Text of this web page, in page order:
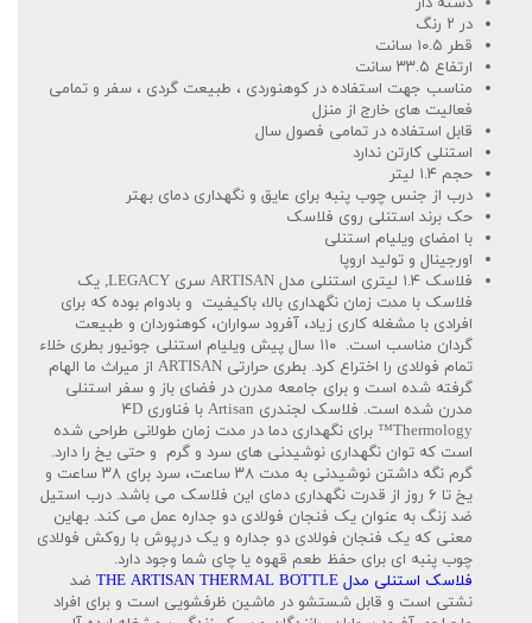
در ۲ رنگ
قطر ۱۰.۵ سانت
ارتفاع ۳۳.۵ سانت
مناسب جهت استفاده در کوهنوردی ، طبیعت گردی ، سفر و تمامی
فعالیت های خارج از منزل
قابل استفاده در تمامی فصول سال
استنلی کارتن ندارد
حجم ۱.۴ لیتر
درب از جنس چوب پنبه برای عایق و نگهداری دمای بهتر
حک برند استنلی روی فلاسک
با امضای ویلیام استنلی
اورجینال و تولید اروپا
فلاسک ۱.۴ لیتری استنلی مدل ARTISAN سری LEGACY, یک
فلاسک با مدت زمان نگهداری بالا، باکیفیت و بادوام بوده که برای
افرادی با مشغله کاری زیاد، آفرود سواران، کوهنوردان و طبیعت
گردان مناسب است. ۱۱۰ سال پیش ویلیام استنلی جونیور بطری خلاء
تمام فولادی را اختراع کرد. بطری حرارتی ARTISAN از میراث ما الهام
گرفته شده است و برای جامعه مدرن در فضای باز و سفر استنلی
مدرن شده است. فلاسک لجندری Artisan با فناوری ۴D
Thermology™ برای نگهداری دما در مدت زمان طولانی طراحی شده
است که توان نگهداری نوشیدنی های سرد و گرم و حتی یخ را دارد.
گرم نگه داشتن نوشیدنی به مدت ۳۸ ساعت، سرد برای ۳۸ ساعت و
یخ تا ۶ روز از قدرت نگهداری دمای این فلاسک می باشد. درب استیل
ضد زنگ به عنوان یک فنجان فولادی دو جداره عمل می کند. بهاین
معنی که یک فنجان فولادی دو جداره و یک درپوش با روکش فولادی
چوب پنبه ای برای حفظ طعم قهوه یا چای شما وجود دارد.
فلاسک استنلی مدل THE ARTISAN THERMAL BOTTLE
ضد
نشتی است و قابل شستشو در ماشین ظرفشویی است و برای افراد